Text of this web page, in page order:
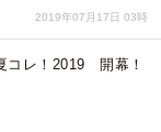
2019年07月17日 03時
コレ！2019 開幕！